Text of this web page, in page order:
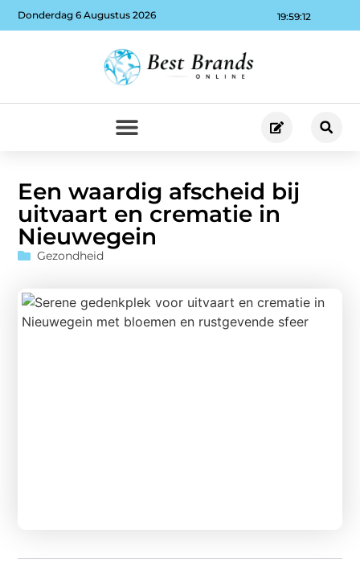
19:59:13
Donderdag 6 Augustus 2026
Een waardig afscheid bij
uitvaart en crematie in
Nieuwegein
Gezondheid